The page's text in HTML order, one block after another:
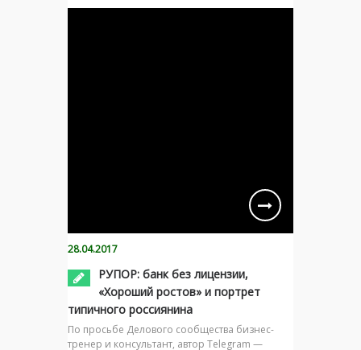
28.04.2017
РУПОР: банк без лицензии,
«Хороший ростов» и портрет
типичного россиянина
По просьбе Делового сообщества бизнес-
тренер и консультант, автор Telegram —